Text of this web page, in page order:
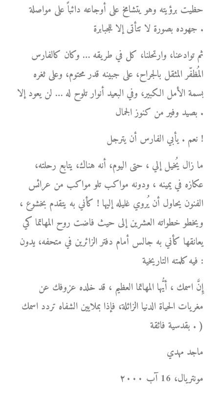
حظيت برؤيته وهو يتشامخ على أوجاعه دائباً على مواصلة
جهوده بصورة لا تتأتى إلا للجبابرة .
ثم توادعنا، وارتحلنا، كل في طريقه … وكان كالفارس
المُظفّر المثقل بالجراح، على جبينه قدر محتوم، وعلى ثغره
بسمة الأمل الكبير، وفي البعيد أنوار تلوح له … لن يعود إلا
بصيد وفير من كنوز الجمال .
نعم . يأبي الفارس أن يترجل !
ما زال يُخيل إلي ، حتى اليوم، أنه هناك، يتابع رحلته،
عكازه في يمينه ، ودونه مواكب تلو مواكب من عرائس
الفنون يحاول أن يُروي غليله إليها ! كأني به يتقدم بخشوع ،
ويخطو خطواته العشرين إلى حيث فاضت روح المهاتما كي
يعانقها كأني به جالس أمام دفتر الزائرين في متحفه، يدون
فيه كلمته التاريخية :
إِنَّ اسمك ، أيُّها المهاتما العظيم ، قد خلده عزوفك عن
مغريات الحياة الدنيا الزائلة، فإذا بملايين الشفاه تردد اسمك
بقدسية فائقة . )
ماجد مهدي
مونتریال، 16 آب ۲۰۰۰